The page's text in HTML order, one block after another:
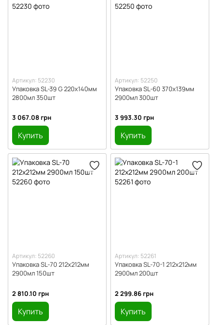
Артикул: 52230
Упаковка SL-39 G 220х140мм
2800мл 350шт
3 067.08 грн
Купить
Артикул: 52250
Упаковка SL-60 370х139мм
2900мл 300шт
3 993.30 грн
Купить
Артикул: 52260
Упаковка SL-70 212х212мм
2900мл 150шт
2 810.10 грн
Купить
Артикул: 52261
Упаковка SL-70-1 212х212мм
2900мл 200шт
2 299.86 грн
Купить